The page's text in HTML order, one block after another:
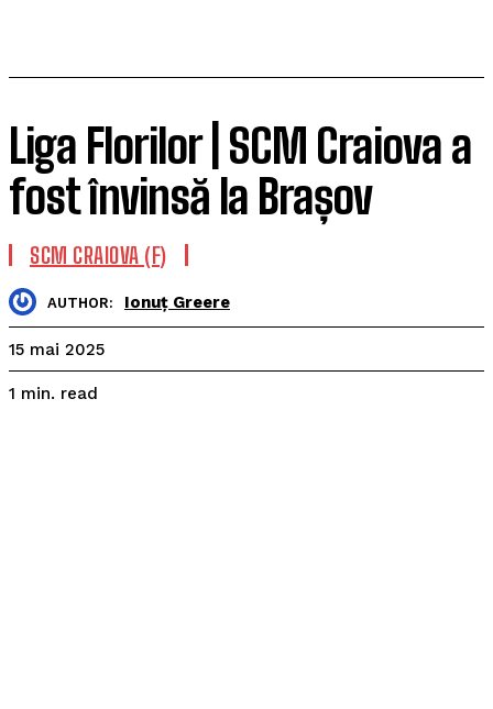
Liga Florilor | SCM Craiova a
fost învinsă la Brașov
SCM CRAIOVA (F)
AUTHOR: Ionuț Greere
15 mai 2025
1 min. read